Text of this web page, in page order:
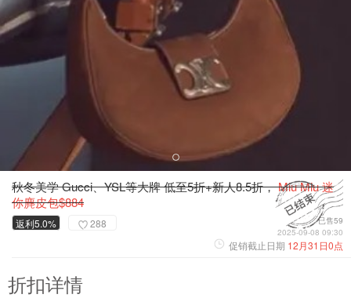
秋冬美学 Gucci、YSL等大牌 低至5折+新人8.5折，Miu Miu 迷
你麂皮包$884
返利5.0% 288
已售59
2025-09-08 09:30
促销截止日期 12月31日0点
折扣详情